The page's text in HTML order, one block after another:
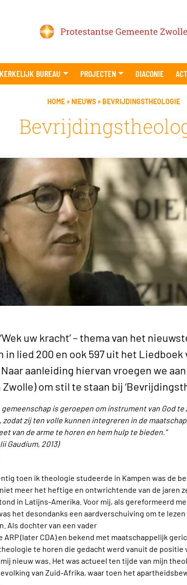
KERKELIJK BUREAU PROJECTEN DIACONIE
HOME »NIEUWS »BEVRIJDINGSTHEOLOGIE
uw kracht’ – thema van het
in lied 200 en ook 597 uit het Liedboek
aanleiding hiervan vroegen we
om stil te staan bij
is geroepen om instrument van God
zodat zij ten volle kunnen integreren in de
van de arme te horen en hem hulp te bieden.”
Gaudium, 2013)
toen ik theologie studeerde in Kampen was de
meer het heftige en ontwrichtende van de jaren
in Latijns-Amerika. Voor mij, als gereformeerd
het desondanks een aardverschuiving om te
Als dochter van een vader
(later CDA) en bekend met maatschappelijk
te horen die gedacht werd vanuit de positie
nieuw was. Het was actueel ten tijde van mijn
van Zuid-Afrika, waar toen het